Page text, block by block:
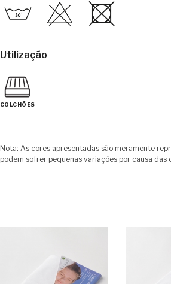
Utilização
COLCHÕES
Nota: As cores apresentadas são meramente
podem sofrer pequenas variações por causa das